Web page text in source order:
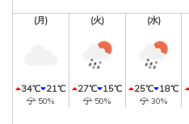
(月)
34℃ 21℃
50%
(火)
27℃ 15℃
50%
(水)
25℃ 18℃
30%